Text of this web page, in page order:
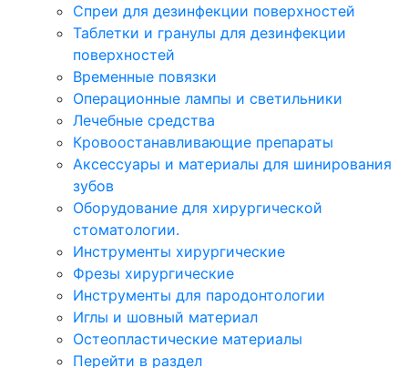
Спреи для дезинфекции поверхностей
Таблетки и гранулы для дезинфекции
поверхностей
Временные повязки
Операционные лампы и светильники
Лечебные средства
Кровоостанавливающие препараты
Аксессуары и материалы для шинирования
зубов
Оборудование для хирургической
стоматологии.
Инструменты хирургические
Фрезы хирургические
Инструменты для пародонтологии
Иглы и шовный материал
Остеопластические материалы
Перейти в раздел